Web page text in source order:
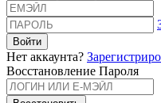
Нет аккаунта?
Восстановление Пароля